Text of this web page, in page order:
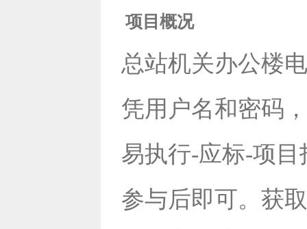
项目概况
总站机关办公楼
凭用户名和密码
易执行-应标-项
参与后即可。获